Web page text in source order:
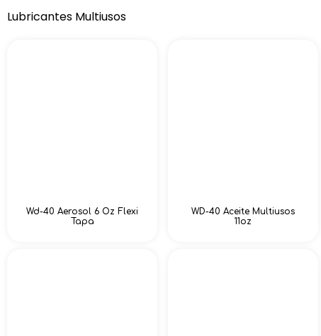
Lubricantes Multiusos
Wd-40 Aerosol 6 Oz Flexi
Tapa
WD-40 Aceite Multiusos
11oz